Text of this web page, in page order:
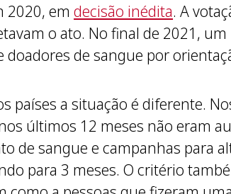
2020, emdecisão inédita. A
o ato. No final de 2021, um
doadores de sangue por
países a situação é diferente.
últimos 12 meses não eram
de sangue e campanhas para
para 3 meses. O critério